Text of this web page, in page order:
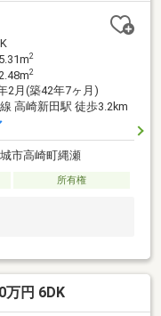
2
2
2月(築42年7ヶ月)
高崎新田駅 徒歩3.2km
市高崎町縄瀬
所有権
万円 6DK